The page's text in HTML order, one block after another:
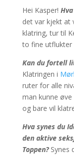
Hei Kasper!
det var kjekt at
klatring, tur til
to fine
Kan du fortell
Klatringen i
ruter for alle
man kunne
og bare vil
Hva synes du
den aktive
Toppen? Synes